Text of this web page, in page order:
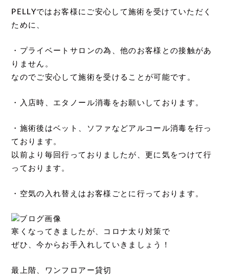
PELLYではお客様にご安心して施術を受けていただく
ために、
・プライベートサロンの為、他のお客様との接触があ
りません。
なのでご安心して施術を受けることが可能です。
・入店時、エタノール消毒をお願いしております。
・施術後はベット、ソファなどアルコール消毒を行っ
ております。
以前より毎回行っておりましたが、更に気をつけて行
っております。
・空気の入れ替えはお客様ごとに行っております。
寒くなってきましたが、コロナ太り対策で
ぜひ、今からお手入れしていきましょう！
最上階、ワンフロアー貸切